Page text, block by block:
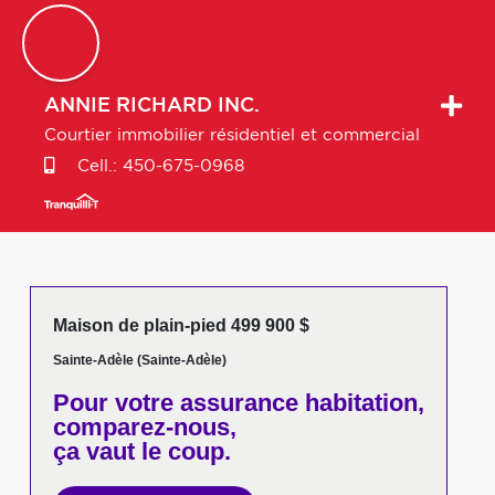
ANNIE RICHARD INC.
Courtier immobilier résidentiel et commercial
Cell.: 450-675-0968
Maison de plain-pied 499 900 $
Sainte-Adèle (Sainte-Adèle)
Pour votreassurance habitation,
comparez-nous,
ça vaut le coup.